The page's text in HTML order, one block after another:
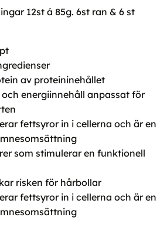
12st á 85g. 6st ran & 6 st
av proteininehållet
energiinnehåll anpassat för
fettsyror in i cellerna och är en
som stimulerar en funktionell
risken för hårbollar
fettsyror in i cellerna och är en